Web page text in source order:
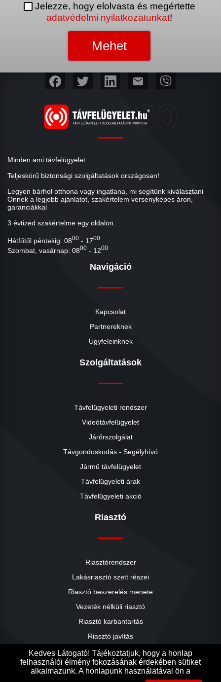
Jelezze, hogy elolvasta és megértette
adatvédelmi nyilatkozatunkat!
mail
Minden ami távfelügyelet
Teljeskörű biztonsági szolgáltatások országosan!
Legyen bárhol otthona vagy ingatlana, mi segítünk kiválasztani
Önnek a legjobb ajánlatot, szakértelem versenyképes áron,
garanciákkal
3 évtized szakértelme egy oldalon.
Hétfőtől péntekig: 0800 - 1700
Szombat, vasárnap: 0800 - 1200
Navigáció
Kapcsolat
Partnereknek
Ügyfeleinknek
Szolgáltatások
Távfelügyeleti rendszer
Videótávfelügyelet
Járőrszolgálat
Távgondoskodás - Segélyhívó
Jármű távfelügyelet
Távfelügyeleti árak
Távfelügyeleti akció
Riasztó
Riasztórendszer
Lakásriasztó szett részei
Riasztó beszerelés menete
Vezeték nélküli riasztó
Riasztó karbantartás
Riasztó javítás
Riasztók árai
Riasztó akció
Kedves Látogató! Tájékoztatjuk, hogy a honlap
felhasználói élmény fokozásának érdekében sütiket
alkalmazunk. A honlapunk használatával ön a